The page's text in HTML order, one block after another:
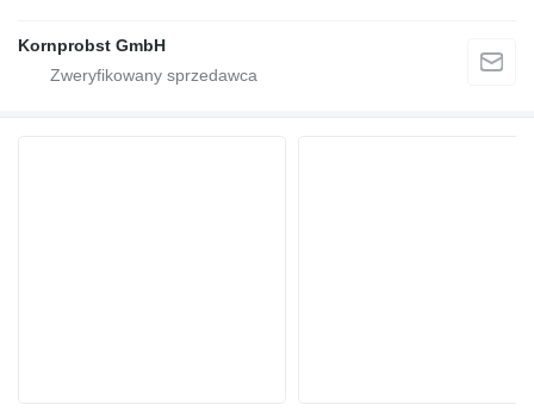
Kornprobst GmbH